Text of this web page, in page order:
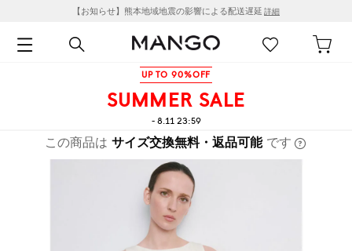
【お知らせ】熊本地域地震の影響による配送遅延 詳細
UP TO 90%OFF
SUMMER SALE
- 8.11 23:59
この商品は サイズ交換無料・返品可能 です